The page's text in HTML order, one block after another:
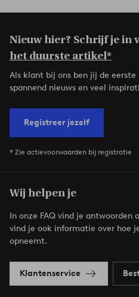
Nieuw hier? Schrijf je in
het duurste artikel*
Als klant bij ons ben jij de
spannend nieuws en veel
Registreer jezelf
* Zie actievoorwaarden bij registratie
Wij helpen je
In onze FAQ vind je antwoorden
vind je ook informatie over hoe
opneemt.
Klantenservice